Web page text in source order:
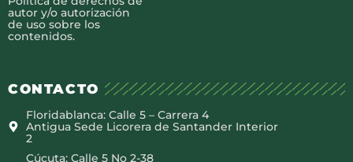
autor y/o autorización
de uso sobre los
contenidos.
CONTACTO
Floridablanca: Calle 5 – Carrera 4
Antigua Sede Licorera de Santander Interior
2
Cúcuta: Calle 5 No 2-38